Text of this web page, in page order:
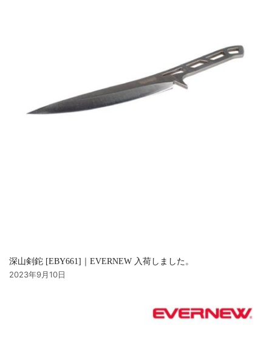
深山剣鉈 [EBY661]｜EVERNEW 入荷しました。
2023年9月10日